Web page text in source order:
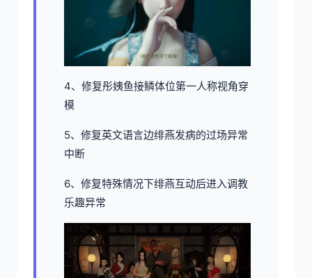
4、修复彤姨鱼接鳞体位第一人称视角穿
模
5、修复英文语言边绯燕发病的过场异常
中断
6、修复特殊情况下绯燕互动后进入调教
乐趣异常